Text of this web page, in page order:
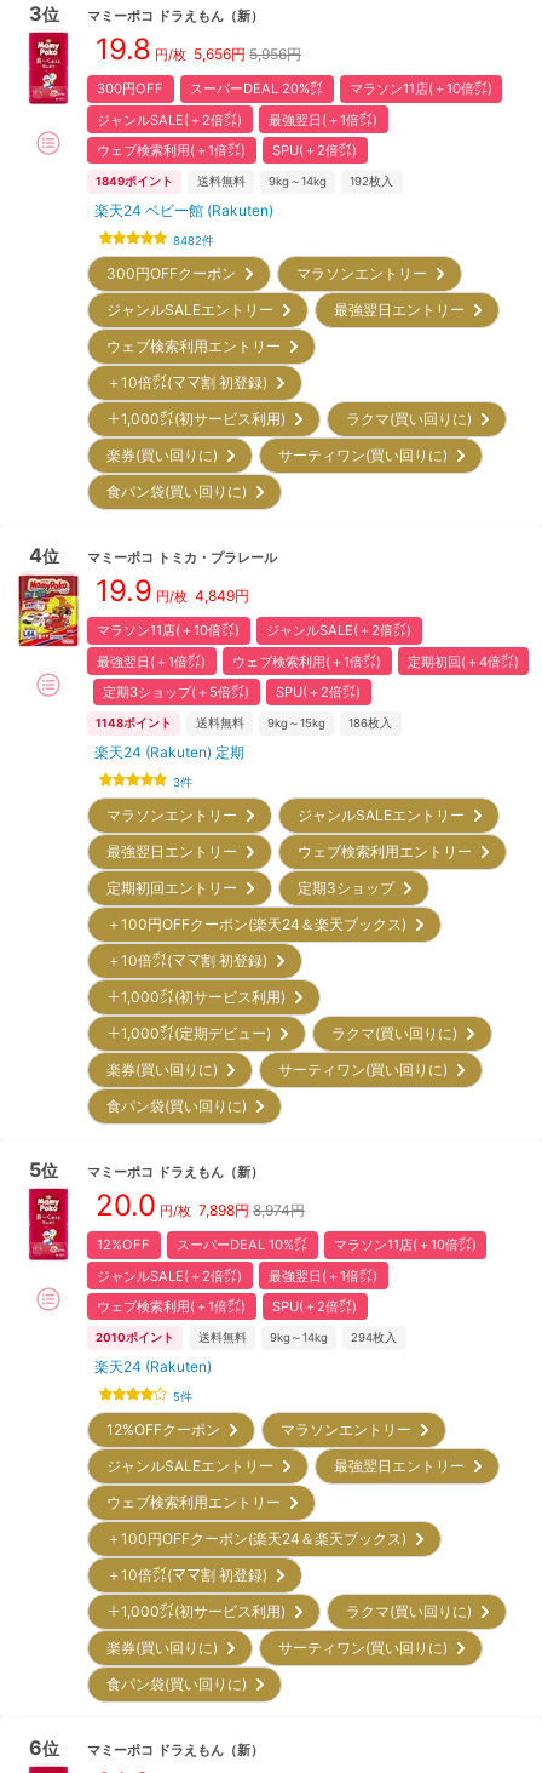
3位 マミーポコ ドラえもん （新）
19.8 円/枚 5,656円 5,956円
300円OFF スーパーDEAL 20%㌽
マラソン11店(＋10倍㌽)
ジャンルSALE(＋2倍㌽)
最強翌日(＋1倍㌽)
ウェブ検索利用(＋1倍㌽)
SPU(＋2倍㌽)
1849ポイント 送料無料 9kg～14kg 192枚入
楽天24 ベビー館 (Rakuten)
8482件
300円OFFクーポン
マラソンエントリー
ジャンルSALEエントリー
最強翌日エントリー
ウェブ検索利用エントリー
＋10倍㌽(ママ割 初登録)
＋1,000㌽(初サービス利用)
ラクマ(買い回りに)
楽券(買い回りに)
サーティワン(買い回りに)
食パン袋(買い回りに)
4位 マミーポコ トミカ・プラレール
19.9 円/枚 4,849円
マラソン11店(＋10倍㌽)
ジャンルSALE(＋2倍㌽)
最強翌日(＋1倍㌽)
ウェブ検索利用(＋1倍㌽)
定期初回(＋4倍㌽)
定期3ショップ(＋5倍㌽)
SPU(＋2倍㌽)
1148ポイント 送料無料 9kg～15kg 186枚入
楽天24 (Rakuten) 定期
3件
マラソンエントリー
ジャンルSALEエントリー
最強翌日エントリー
ウェブ検索利用エントリー
定期初回エントリー
定期3ショップ
＋100円OFFクーポン(楽天24＆楽天ブックス)
＋10倍㌽(ママ割 初登録)
＋1,000㌽(初サービス利用)
＋1,000㌽(定期デビュー)
ラクマ(買い回りに)
楽券(買い回りに)
サーティワン(買い回りに)
食パン袋(買い回りに)
5位 マミーポコ ドラえもん （新）
20.0 円/枚 7,898円 8,974円
12%OFF スーパーDEAL 10%㌽
マラソン11店(＋10倍㌽)
ジャンルSALE(＋2倍㌽)
最強翌日(＋1倍㌽)
ウェブ検索利用(＋1倍㌽)
SPU(＋2倍㌽)
2010ポイント 送料無料 9kg～14kg 294枚入
楽天24 (Rakuten)
5件
12%OFFクーポン
マラソンエントリー
ジャンルSALEエントリー
最強翌日エントリー
ウェブ検索利用エントリー
＋100円OFFクーポン(楽天24＆楽天ブックス)
＋10倍㌽(ママ割 初登録)
＋1,000㌽(初サービス利用)
ラクマ(買い回りに)
楽券(買い回りに)
サーティワン(買い回りに)
食パン袋(買い回りに)
6位 マミーポコ ドラえもん （新）